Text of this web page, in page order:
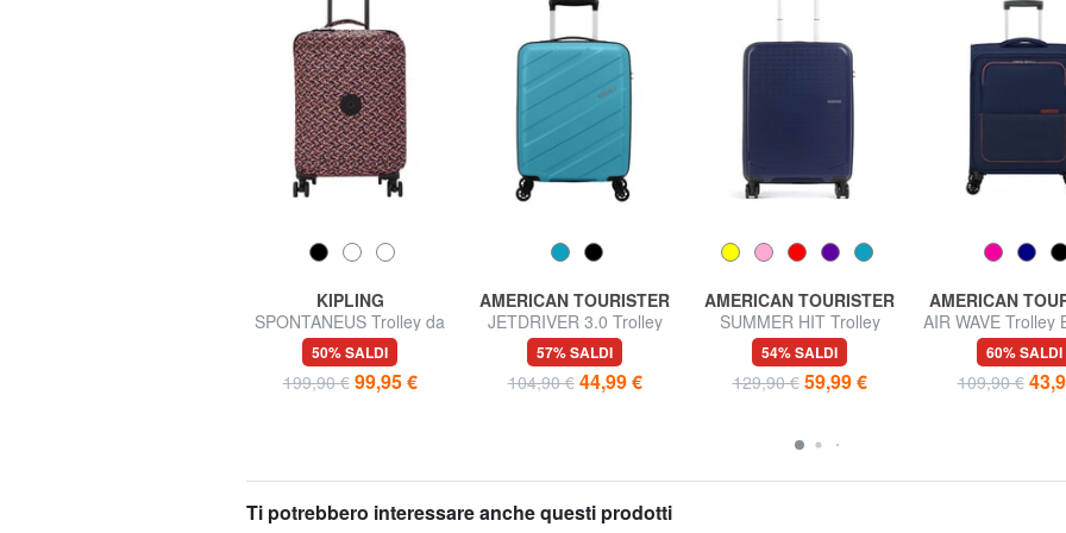
KIPLING
SPONTANEUS Trolley da
cabina
50% SALDI
199,90 € 99,95 €
AMERICAN TOURISTER
JETDRIVER 3.0 Trolley
Bagaglio a Mano
57% SALDI
104,90 € 44,99 €
AMERICAN TOURISTER
SUMMER HIT Trolley
Bagaglio a Mano
54% SALDI
129,90 € 59,99 €
AMERICAN
AIR WAVE Trolley
a Mano
60% SALDI
109,90 €
Ti potrebbero interessare anche questi prodotti